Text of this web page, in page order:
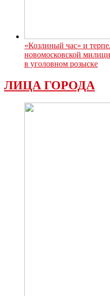
«Козлиный час» и
новомосковской
в уголовном розыске
ЛИЦА ГОРОДА